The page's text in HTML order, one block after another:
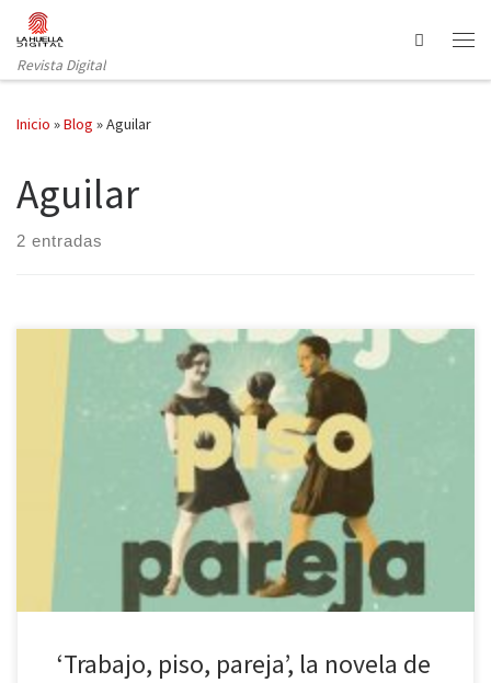
Saltar al contenido
Revista Digital
Search
Inicio »Blog »Aguilar
Aguilar
2 entradas
La cantante Zahara publica su primera novela: Trabajo, piso,
pareja, que se distancia de la que fue su incursión en la escritura:
en 2014 publicó Semaforismos y Garabatonías, unos versos cortos
y lúdicos, minúsculas e irreverentes frases, pequeñas conclusiones
a las que llegaba en un semáforo en rojo. La artista […]
‘Trabajo, piso, pareja’, la novela de